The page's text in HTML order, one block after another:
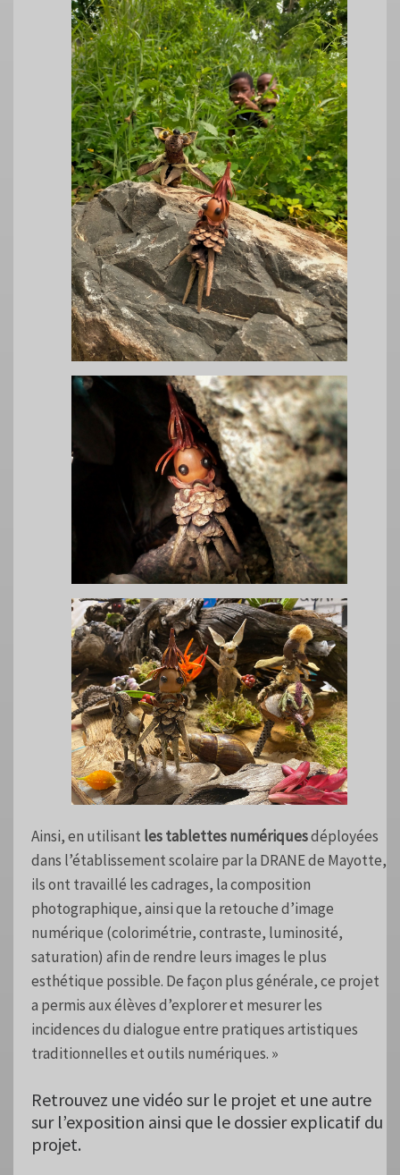
Ainsi, en utilisant les tablettes numériquesdéployées
dans l’établissement scolaire par la DRANE de Mayotte,
ils ont travaillé les cadrages, la composition
photographique, ainsi que la retouche d’image
numérique (colorimétrie, contraste, luminosité,
saturation) afin de rendre leurs images le plus
esthétique possible. De façon plus générale, ce projet
a permis aux élèves d’explorer et mesurer les
incidences du dialogue entre pratiques artistiques
traditionnelles et outils numériques. »
Retrouvez une vidéo sur le projet et une autre
sur l’exposition ainsi que le dossier explicatif du
projet.